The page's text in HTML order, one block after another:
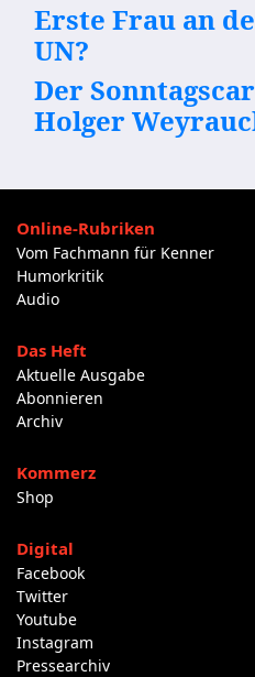
Erste Frau an
UN?
Der
Holger
Online-Rubriken
Vom Fachmann für Kenner
Humorkritik
Audio
Das Heft
Aktuelle Ausgabe
Abonnieren
Archiv
Kommerz
Shop
Digital
Facebook
Twitter
Youtube
Instagram
Pressearchiv